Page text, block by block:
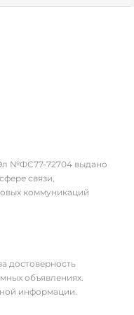
№ФС77-72704 выдано
связи,
коммуникаций
достоверность
объявлениях.
информации.